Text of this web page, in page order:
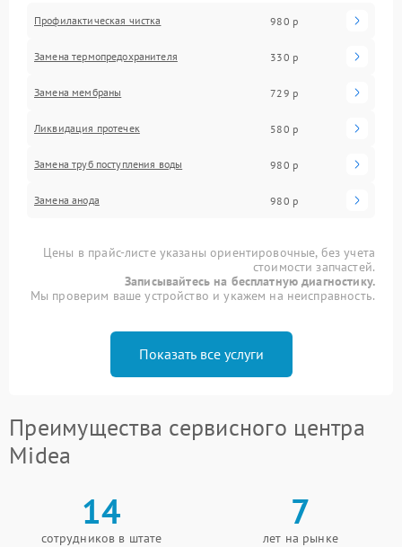
Профилактическая чистка 980 р
Замена термопредохранителя 330 р
Замена мембраны 729 р
Ликвидация протечек 580 р
Замена труб поступления воды 980 р
Замена анода 980 р
Цены в прайс-листе указаны ориентировочные, без учета
стоимости запчастей.
Записывайтесь на бесплатную диагностику.
Мы проверим ваше устройство и укажем на неисправность.
Показать все услуги
Преимущества сервисного центра
Midea
14
сотрудников в штате
7
лет на рынке